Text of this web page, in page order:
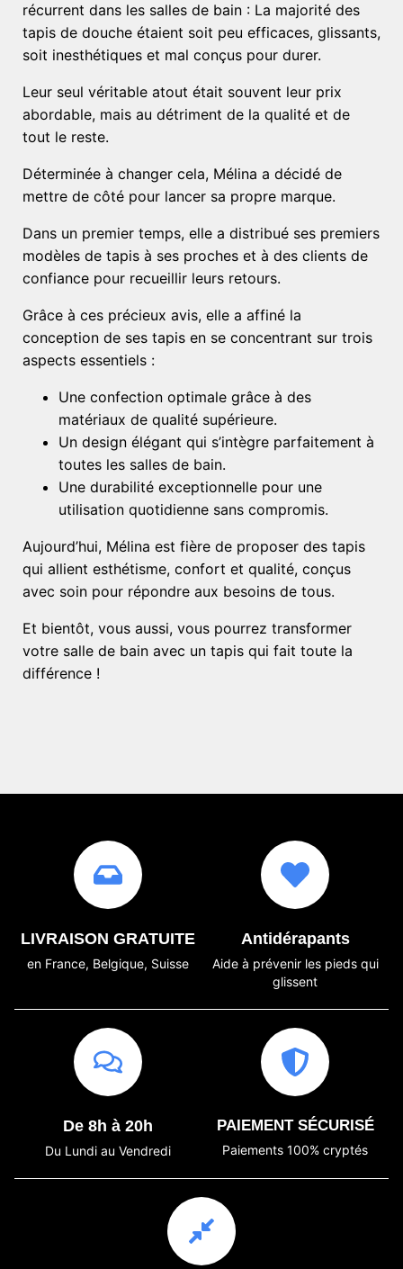
récurrent dans les salles de bain : La majorité des
tapis de douche étaient soit peu efficaces, glissants,
soit inesthétiques et mal conçus pour durer.
Leur seul véritable atout était souvent leur prix
abordable, mais au détriment de la qualité et de
tout le reste.
Déterminée à changer cela, Mélina a décidé de
mettre de côté pour lancer sa propre marque.
Dans un premier temps, elle a distribué ses premiers
modèles de tapis à ses proches et à des clients de
confiance pour recueillir leurs retours.
Grâce à ces précieux avis, elle a affiné la
conception de ses tapis en se concentrant sur trois
aspects essentiels :
Une confection optimale grâce à des
matériaux de qualité supérieure.
Un design élégant qui s’intègre parfaitement à
toutes les salles de bain.
Une durabilité exceptionnelle pour une
utilisation quotidienne sans compromis.
Aujourd’hui, Mélina est fière de proposer des tapis
qui allient esthétisme, confort et qualité, conçus
avec soin pour répondre aux besoins de tous.
Et bientôt, vous aussi, vous pourrez transformer
votre salle de bain avec un tapis qui fait toute la
différence !
LIVRAISON GRATUITE
en France, Belgique, Suisse
Antidérapants
Aide à prévenir les pieds qui
glissent
De 8h à 20h
Du Lundi au Vendredi
PAIEMENT SÉCURISÉ
Paiements 100% cryptés